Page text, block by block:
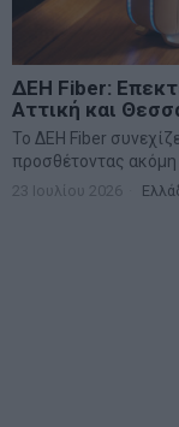
ΔΕΗ Fiber:
Αττική και
Το ΔΕΗ Fiber
προσθέτοντας ακόμη
23 Ιουλίου 2026